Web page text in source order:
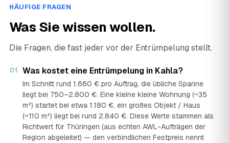
HÄUFIGE FRAGEN
Was Sie wissen wollen.
Die Fragen, die fast jeder vor der Entrümpelung stellt.
01 Was kostet eine Entrümpelung in Kahla?
Im Schnitt rund 1.660 € pro Auftrag, die übliche Spanne
liegt bei 750–2.800 €. Eine kleine kleine Wohnung (~35
m²) startet bei etwa 1.180 €, ein großes Objekt / Haus
(~110 m²) liegt bei rund 2.840 €. Diese Werte stammen als
Richtwert für Thüringen (aus echten AWL-Aufträgen der
Region abgeleitet) — den verbindlichen Festpreis nennt